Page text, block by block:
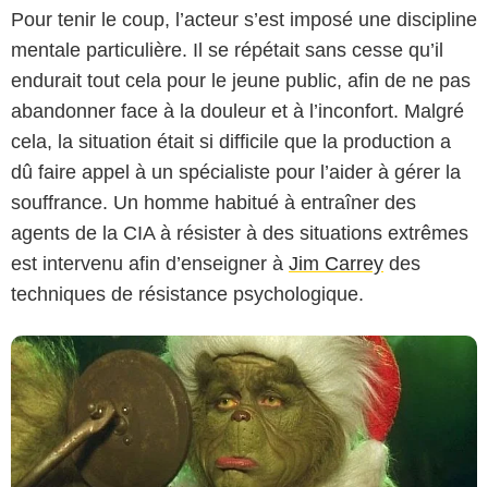
Pour tenir le coup, l’acteur s’est imposé une discipline
mentale particulière. Il se répétait sans cesse qu’il
endurait tout cela pour le jeune public, afin de ne pas
abandonner face à la douleur et à l’inconfort. Malgré
cela, la situation était si difficile que la production a
dû faire appel à un spécialiste pour l’aider à gérer la
souffrance. Un homme habitué à entraîner des
agents de la CIA à résister à des situations extrêmes
est intervenu afin d’enseigner à Jim Carrey des
techniques de résistance psychologique.